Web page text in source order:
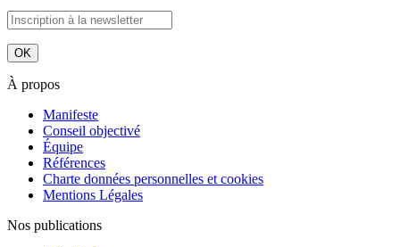
À propos
Manifeste
Conseil objectivé
Équipe
Références
Charte données personnelles et cookies
Mentions Légales
Nos publications